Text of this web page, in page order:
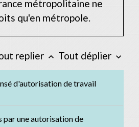
métropolitaine ne
qu'en métropole.
replier keyboard_arrow_up Tout déplier keyboard_arrow_down
d'autorisation de travail
par une autorisation de